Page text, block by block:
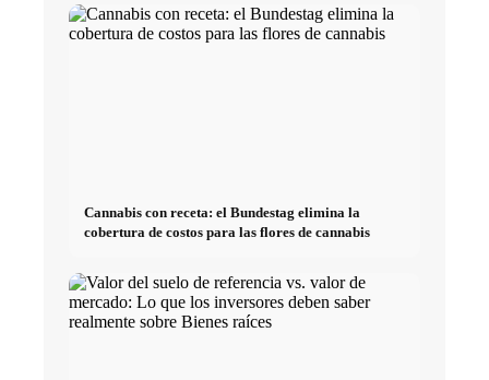
Cannabis con receta: el Bundestag elimina la
cobertura de costos para las flores de cannabis